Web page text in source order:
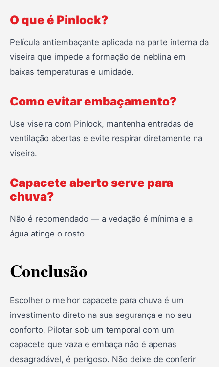
O que é Pinlock?
Película antiembaçante aplicada na parte interna da
viseira que impede a formação de neblina em
baixas temperaturas e umidade.
Como evitar embaçamento?
Use viseira com Pinlock, mantenha entradas de
ventilação abertas e evite respirar diretamente na
viseira.
Capacete aberto serve para
chuva?
Não é recomendado — a vedação é mínima e a
água atinge o rosto.
Conclusão
Escolher o melhor capacete para chuva é um
investimento direto na sua segurança e no seu
conforto. Pilotar sob um temporal com um
capacete que vaza e embaça não é apenas
desagradável, é perigoso. Não deixe de conferir